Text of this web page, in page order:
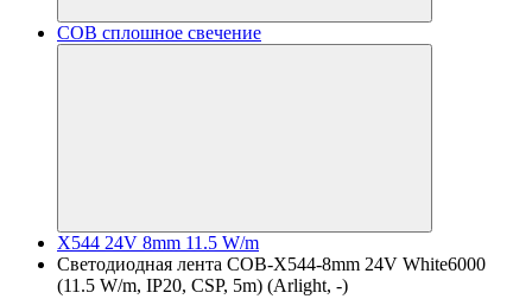
COB сплошное свечение
X544 24V 8mm 11.5 W/m
Светодиодная лента COB-X544-8mm 24V White6000
(11.5 W/m, IP20, CSP, 5m) (Arlight, -)